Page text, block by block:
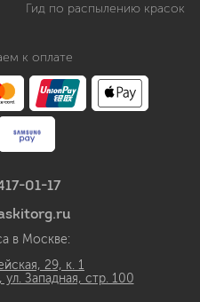
Гид по распылению красок
к оплате
01-17
в Москве:
29, к. 1
Западная, стр. 100